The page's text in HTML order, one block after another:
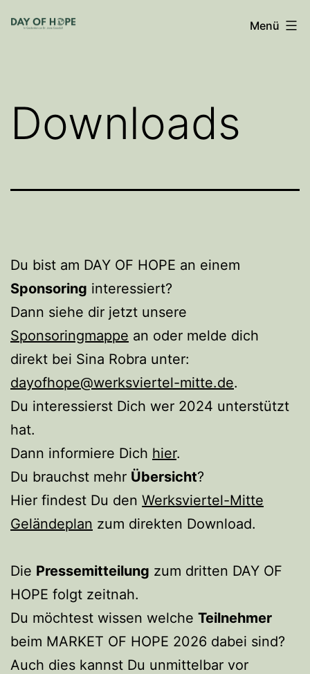
Inhalt
Menü
Downloads
Du bist am DAY OF HOPE an einem
Sponsoring interessiert?
Dann siehe dir jetzt unsere
Sponsoringmappe an oder melde dich
direkt bei Sina Robra unter:
dayofhope@werksviertel-mitte.de.
Du interessierst Dich wer 2024 unterstützt
hat.
Dann informiere Dich hier.
Du brauchst mehr Übersicht?
Hier findest Du den Werksviertel-Mitte
Geländeplan zum direkten Download.
Die Pressemitteilung zum dritten DAY OF
HOPE folgt zeitnah.
Du möchtest wissen welche Teilnehmer
beim MARKET OF HOPE 2026 dabei sind?
Auch dies kannst Du unmittelbar vor